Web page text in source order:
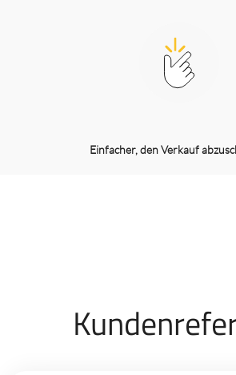
Einfacher, den Verkauf